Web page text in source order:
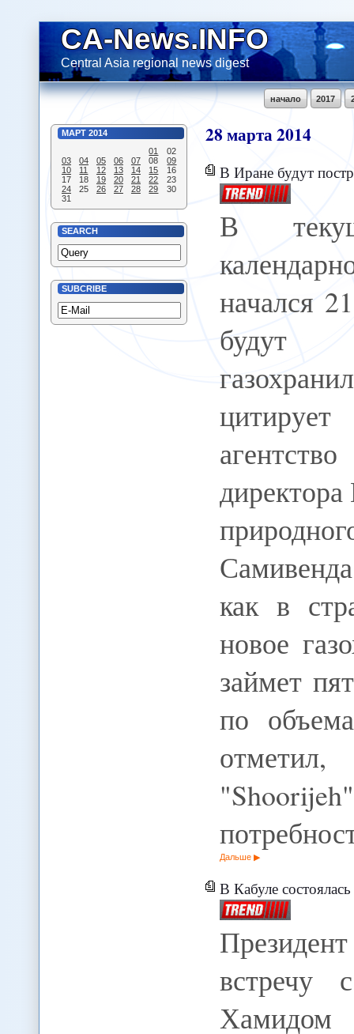
CA-News.INFO
Central Asia regional news digest
2017
начало
МАРТ 2014
01
02
03
04 05 06 07 08
09
10
11 12 13 14 15
16
17
18 19 20 21 22
23
24
25 26 27 28 29
30
31
SEARCH
SUBCRIBE
28марта2014
В Иране будут построены
В
начался
будут
как в
новое
займет
по
Дальше
В Кабуле состоялась
встречу